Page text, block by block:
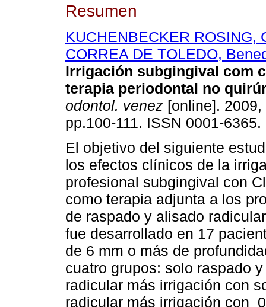
Resumen
KUCHENBECKER ROSING,
CORREA DE TOLEDO,
Irrigación subgingival com
terapia periodontal no
odontol. venez [online].
pp.100-111. ISSN 0001-6365.
El objetivo del siguiente
los efectos clínicos de la
profesional subgingival con
como terapia adjunta a los
de raspado y alisado
fue desarrollado en 17
de 6 mm o más de
cuatro grupos: solo raspado
radicular más irrigación con
radicular más irrigación con